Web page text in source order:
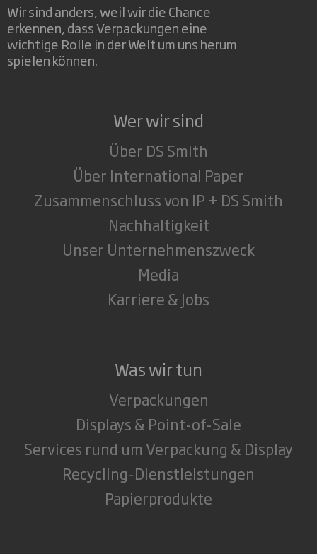
Wir sind anders, weil wir die Chance
erkennen, dass Verpackungen eine
wichtige Rolle in der Welt um uns herum
spielen können.
Wer wir sind
Über DS Smith
Über International Paper
Zusammenschluss von IP + DS Smith
Nachhaltigkeit
Unser Unternehmenszweck
Media
Karriere & Jobs
Was wir tun
Verpackungen
Displays & Point-of-Sale
Services rund um Verpackung & Display
Recycling-Dienstleistungen
Papierprodukte